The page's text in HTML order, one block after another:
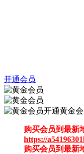
开通会员
开通黄金
购买会员到最新
https://
购买会员到最新